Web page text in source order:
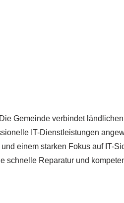
Gemeinde verbindet
IT-Dienstleistungen
einem starken Fokus auf IT-
Reparatur und